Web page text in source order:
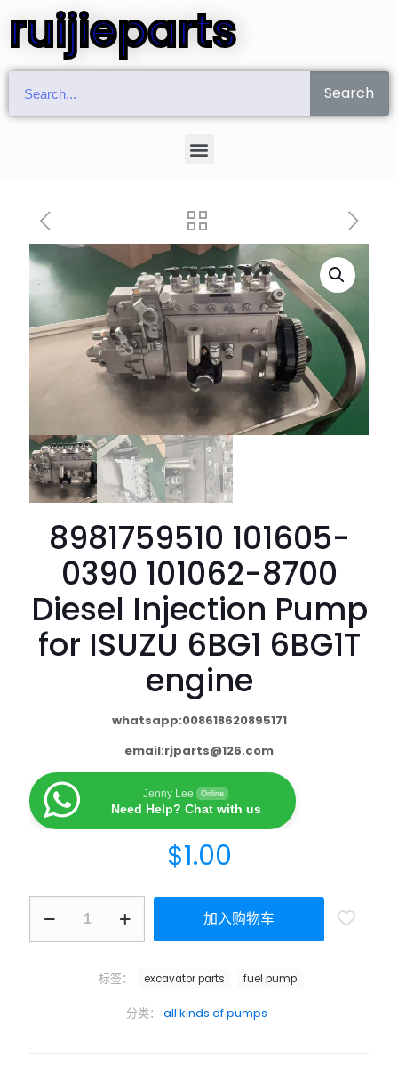
ruijieparts
Search
8981759510 101605-
0390 101062-8700
Diesel Injection Pump
for ISUZU 6BG1 6BG1T
engine
whatsapp:008618620895171
email:rjparts@126.com
Jenny Lee Online
Need Help? Chat with us
$1.00
加入购物车
分类： all kinds of pumps
标签： excavator parts fuel pump